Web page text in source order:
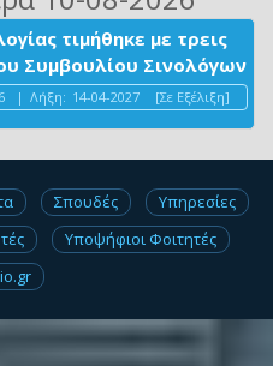
τιμήθηκε με τρεις
Συμβουλίου Σινολόγων
| Λήξη: 14-04-2027 [Σε Εξέλιξη]
Σπουδές
Υπηρεσίες
Υποψήφιοι Φοιτητές